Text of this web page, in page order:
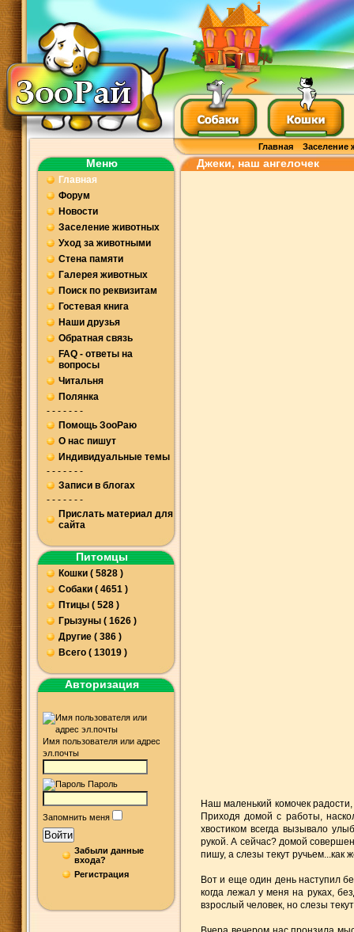
Главная Заселение
Меню
Главная
Форум
Новости
Заселение животных
Уход за животными
Стена памяти
Галерея животных
Поиск по реквизитам
Гостевая книга
Наши друзья
Обратная связь
FAQ - ответы на
вопросы
Читальня
Полянка
- - - - - - -
Помощь ЗооРаю
О нас пишут
Индивидуальные темы
- - - - - - -
Записи в блогах
- - - - - - -
Прислать материал для
сайта
Питомцы
Кошки ( 5828 )
Собаки ( 4651 )
Птицы ( 528 )
Грызуны ( 1626 )
Другие ( 386 )
Всего ( 13019 )
Авторизация
Имя пользователя или адрес
эл.почты
Пароль
Запомнить меня
Войти
Забыли данные
входа?
Регистрация
Джеки, наш ангелочек
Наш маленький комочек
Приходя домой с работы,
хвостиком всегда вызывало
рукой. А сейчас? домой
пишу, а слезы текут ручьем...как
Вот и еще один день наступил
когда лежал у меня на руках,
взрослый человек, но слезы